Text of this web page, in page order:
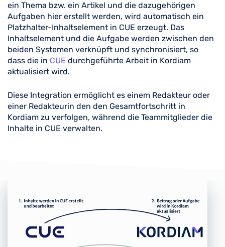
ein Thema bzw. ein Artikel und die dazugehörigen
Aufgaben hier erstellt werden, wird automatisch ein
Platzhalter-Inhaltselement in CUE erzeugt. Das
Inhaltselement und die Aufgabe werden zwischen den
beiden Systemen verknüpft und synchronisiert, so
dass die in CUE durchgeführte Arbeit in Kordiam
aktualisiert wird.
Diese Integration ermöglicht es einem Redakteur oder
einer Redakteurin den den Gesamtfortschritt in
Kordiam zu verfolgen, während die Teammitglieder die
Inhalte in CUE verwalten.